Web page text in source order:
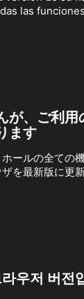
las
が、ご利用
ます
ールの全ての
を最新版に更
우저 버전